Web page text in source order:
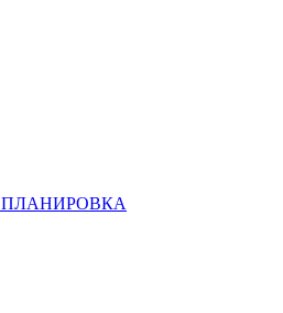
ПЛАНИРОВКА